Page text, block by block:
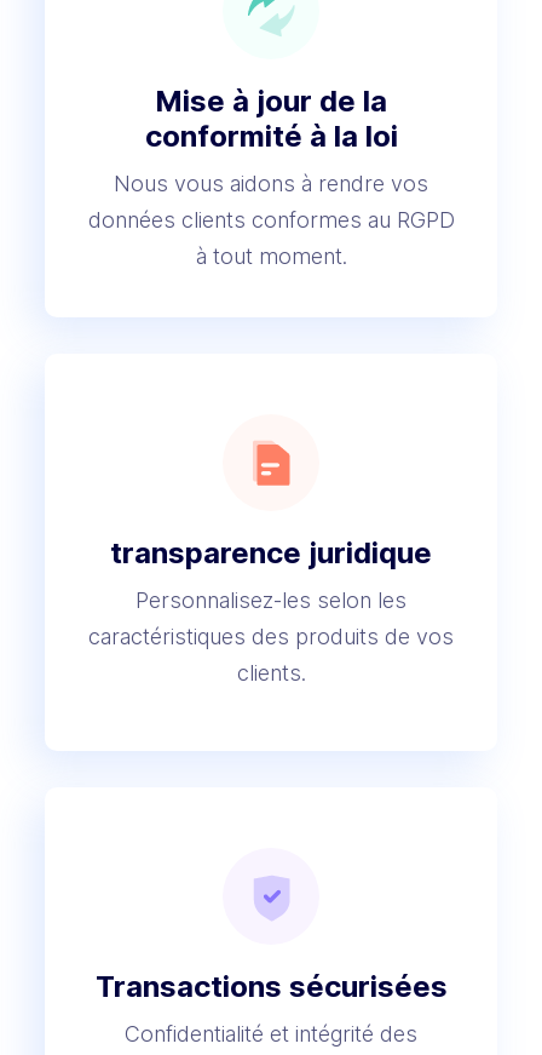
Mise à jour de la
conformité à la loi
Nous vous aidons à rendre vos
données clients conformes au RGPD
à tout moment.
transparence juridique
Personnalisez-les selon les
caractéristiques des produits de vos
clients.
Transactions sécurisées
Confidentialité et intégrité des